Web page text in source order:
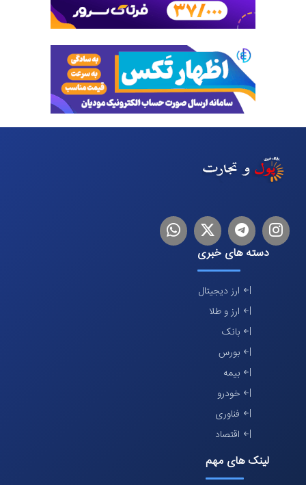
اینستاگرام
تلگرام توییترلینکدین
دسته های خبری
ارز دیجیتال
ارز و طلا
بانک
بورس
بیمه
خودرو
فناوری
اقتصاد
لینک های مهم